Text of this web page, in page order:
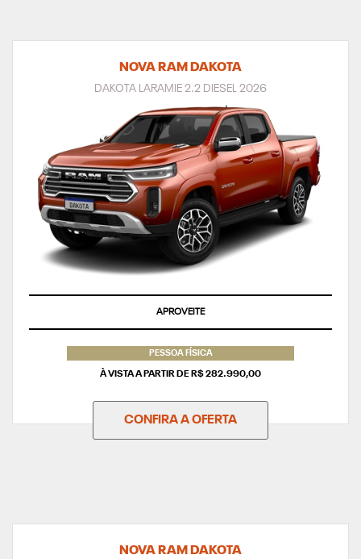
NOVA RAM DAKOTA
DAKOTA LARAMIE 2.2 DIESEL 2026
APROVEITE
PESSOA FÍSICA
À VISTA A PARTIR DE R$ 282.990,00
CONFIRA A OFERTA
NOVA RAM DAKOTA